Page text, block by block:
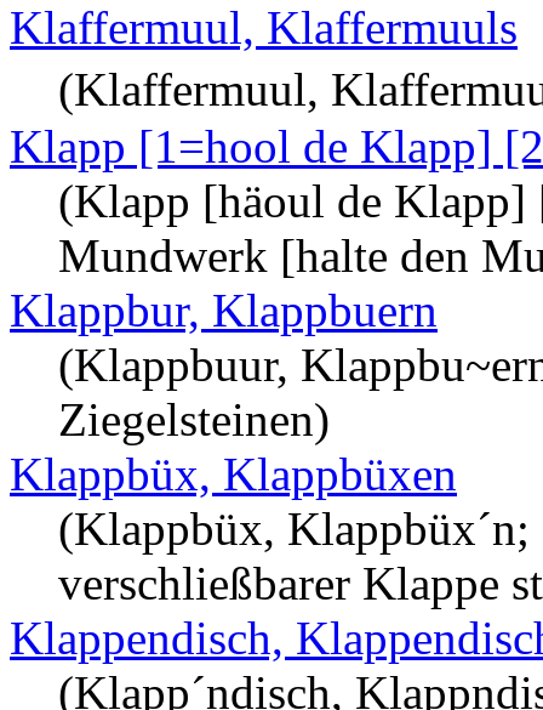
Klaffermuul, Klaffermuuls
(Klaffermuul,
Klapp [1=hool de Klapp]
(Klapp [häoul de
Mundwerk [halte den
Klappbur, Klappbuern
(Klappbuur,
Ziegelsteinen)
Klappbüx, Klappbüxen
(Klappbüx,
verschließbarer Klappe
Klappendisch,
(Klapp´ndisch,